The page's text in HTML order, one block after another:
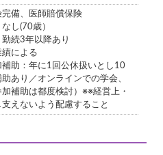
完備、医師賠償保険
し(70歳）
勤続3年以降あり
績による
補助：年に1回公休扱いとし10
あり／オンラインでの学会、
補助は都度検討）※※経営上・
えないよう配慮すること